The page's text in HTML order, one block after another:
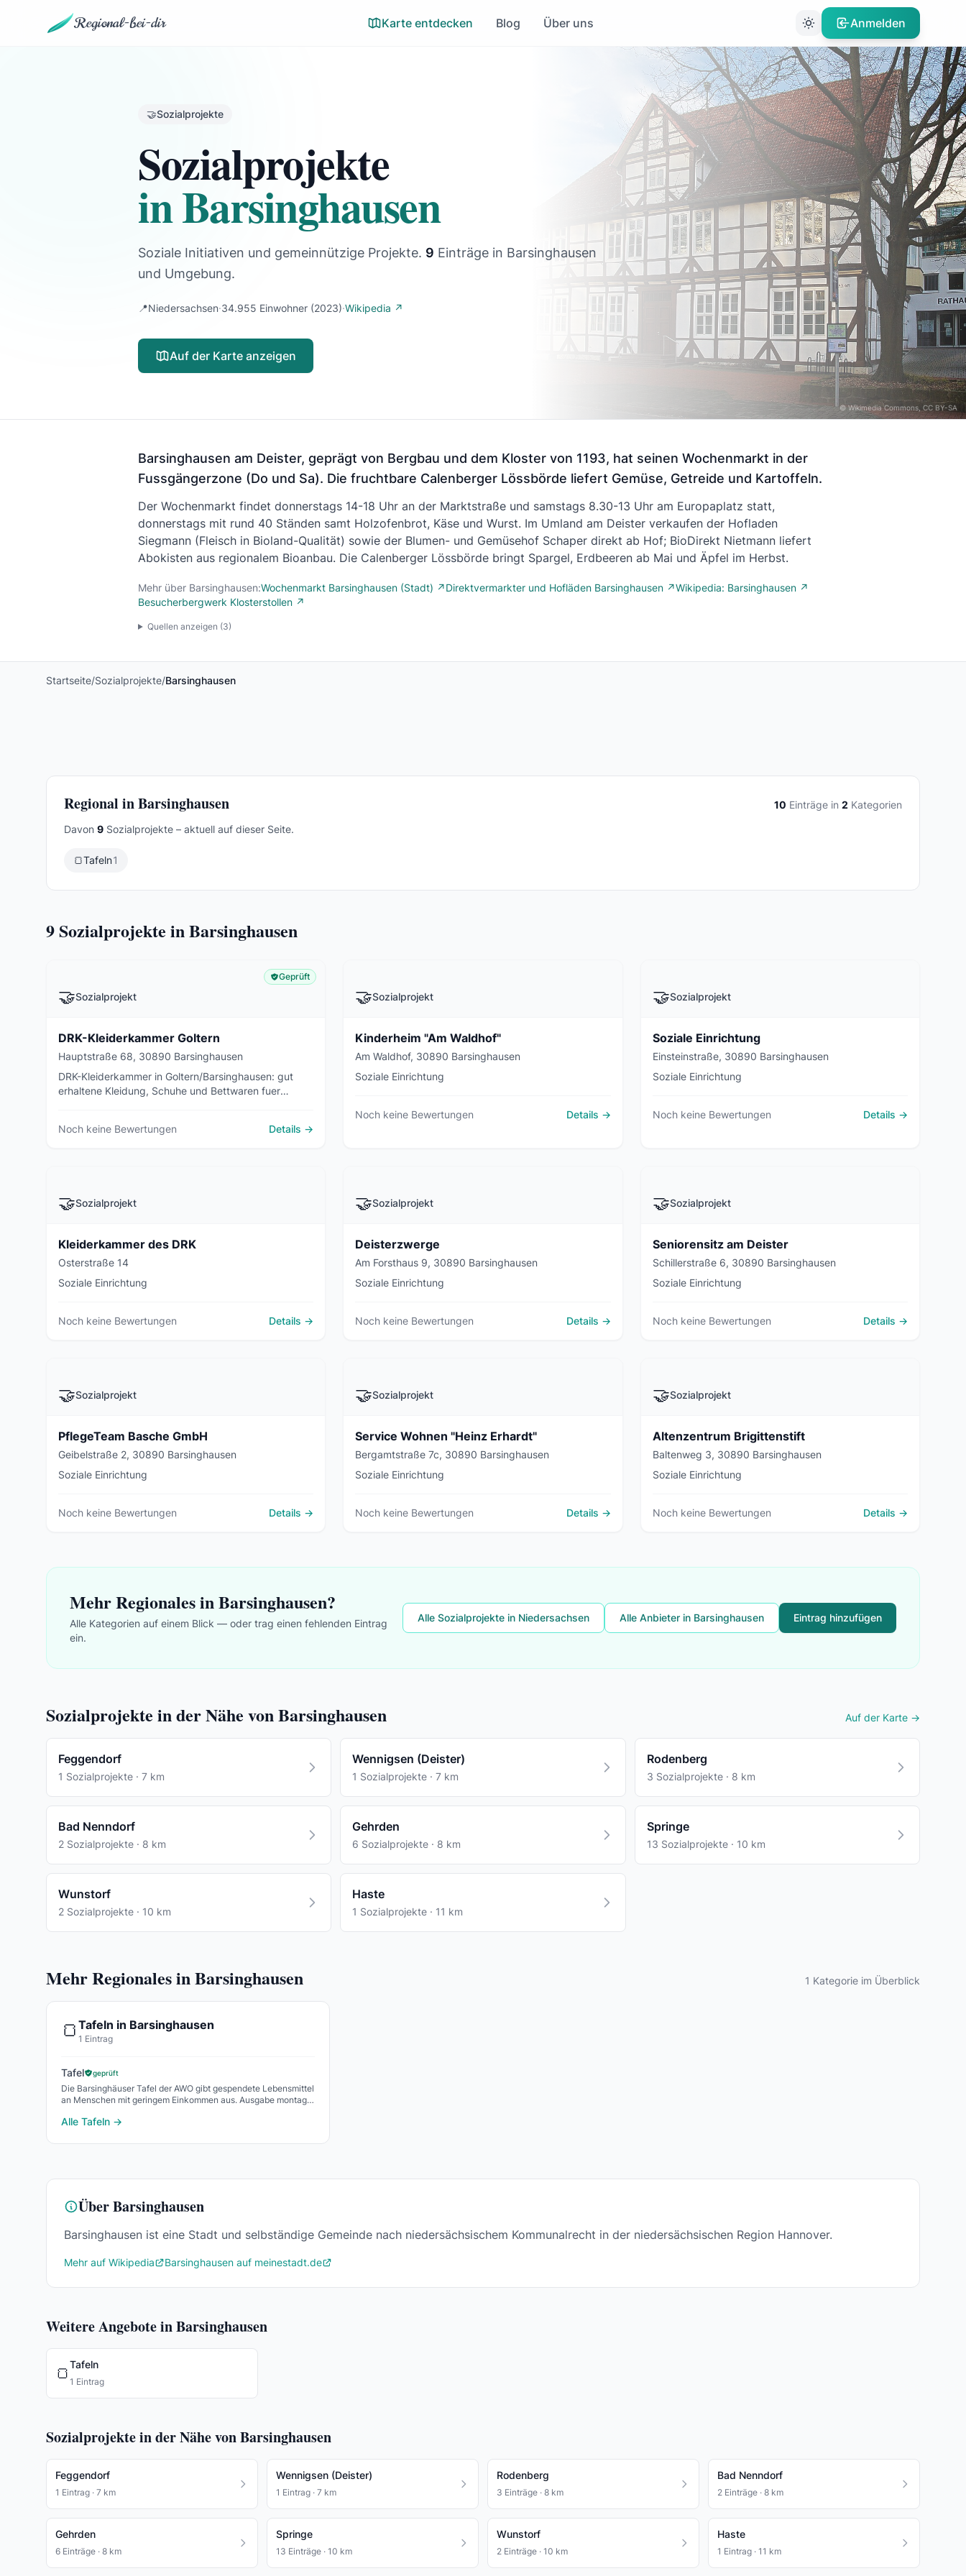
Regional-bei-dir Karte entdecken Blog Über uns Anmelden
© Wikimedia Commons , CC BY-SA
🤝Sozialprojekte
Sozialprojekte
in Barsinghausen
Soziale Initiativen und gemeinnützige Projekte. 9 Einträge in Barsinghausen
und Umgebung.
📍Niedersachsen·34.955 Einwohner (2023)·Wikipedia ↗
Auf der Karte anzeigen
Barsinghausen am Deister, geprägt von Bergbau und dem Kloster von 1193, hat seinen Wochenmarkt in der
Fussgängerzone (Do und Sa). Die fruchtbare Calenberger Lössbörde liefert Gemüse, Getreide und Kartoffeln.
Der Wochenmarkt findet donnerstags 14-18 Uhr an der Marktstraße und samstags 8.30-13 Uhr am Europaplatz statt,
donnerstags mit rund 40 Ständen samt Holzofenbrot, Käse und Wurst. Im Umland am Deister verkaufen der Hofladen
Siegmann (Fleisch in Bioland-Qualität) sowie der Blumen- und Gemüsehof Schaper direkt ab Hof; BioDirekt Nietmann liefert
Abokisten aus regionalem Bioanbau. Die Calenberger Lössbörde bringt Spargel, Erdbeeren ab Mai und Äpfel im Herbst.
Mehr über Barsinghausen:Wochenmarkt Barsinghausen (Stadt) ↗Direktvermarkter und Hofläden Barsinghausen ↗Wikipedia: Barsinghausen ↗
Besucherbergwerk Klosterstollen ↗
Quellen anzeigen (3)
Startseite/Sozialprojekte/Barsinghausen
Regional in Barsinghausen 10 Einträge in 2 Kategorien
Davon 9 Sozialprojekte – aktuell auf dieser Seite.
🍞Tafeln1
9Sozialprojekte in Barsinghausen
🤝Sozialprojekt
Geprüft
DRK-Kleiderkammer Goltern
Hauptstraße 68, 30890 Barsinghausen
DRK-Kleiderkammer in Goltern/Barsinghausen: gut
erhaltene Kleidung, Schuhe und Bettwaren fuer
Noch keine Bewertungen Details →
🤝Sozialprojekt
Kinderheim "Am Waldhof"
Am Waldhof, 30890 Barsinghausen
Soziale Einrichtung
Noch keine Bewertungen Details →
🤝Sozialprojekt
Soziale Einrichtung
Einsteinstraße, 30890 Barsinghausen
Soziale Einrichtung
Noch keine Bewertungen Details →
🤝Sozialprojekt
Kleiderkammer des DRK
Osterstraße 14
Soziale Einrichtung
Noch keine Bewertungen Details →
🤝Sozialprojekt
Deisterzwerge
Am Forsthaus 9, 30890 Barsinghausen
Soziale Einrichtung
Noch keine Bewertungen Details →
🤝Sozialprojekt
Seniorensitz am Deister
Schillerstraße 6, 30890 Barsinghausen
Soziale Einrichtung
Noch keine Bewertungen Details →
🤝Sozialprojekt
PflegeTeam Basche GmbH
Geibelstraße 2, 30890 Barsinghausen
Soziale Einrichtung
Noch keine Bewertungen Details →
🤝Sozialprojekt
Service Wohnen "Heinz Erhardt"
Bergamtstraße 7c, 30890 Barsinghausen
Soziale Einrichtung
Noch keine Bewertungen Details →
🤝Sozialprojekt
Altenzentrum Brigittenstift
Baltenweg 3, 30890 Barsinghausen
Soziale Einrichtung
Noch keine Bewertungen Details →
Mehr Regionales in Barsinghausen?
Alle Kategorien auf einem Blick — oder trag einen fehlenden Eintrag
ein.
Alle Sozialprojekte in Niedersachsen Alle Anbieter in Barsinghausen Eintrag hinzufügen
Sozialprojekte in der Nähe von Barsinghausen Auf der Karte →
Feggendorf
1 Sozialprojekte · 7 km
Wennigsen (Deister)
1 Sozialprojekte · 7 km
Rodenberg
3 Sozialprojekte · 8 km
Bad Nenndorf
2 Sozialprojekte · 8 km
Gehrden
6 Sozialprojekte · 8 km
Springe
13 Sozialprojekte · 10 km
Wunstorf
2 Sozialprojekte · 10 km
Haste
1 Sozialprojekte · 11 km
Mehr Regionales in Barsinghausen 1 Kategorie im Überblick
🍞 Tafeln in Barsinghausen
1 Eintrag
Tafel geprüft
Die Barsinghäuser Tafel der AWO gibt gespendete Lebensmittel
an Menschen mit geringem Einkommen aus. Ausgabe montags
Alle Tafeln →
Über Barsinghausen
Barsinghausen ist eine Stadt und selbständige Gemeinde nach niedersächsischem Kommunalrecht in der niedersächsischen Region Hannover.
Mehr auf Wikipedia Barsinghausen auf meinestadt.de
Weitere Angebote in Barsinghausen
🍞
Tafeln
1 Eintrag
Sozialprojekte in der Nähe von Barsinghausen
Feggendorf
1 Eintrag · 7 km
Wennigsen (Deister)
1 Eintrag · 7 km
Rodenberg
3 Einträge · 8 km
Bad Nenndorf
2 Einträge · 8 km
Gehrden
6 Einträge · 8 km
Springe
13 Einträge · 10 km
Wunstorf
2 Einträge · 10 km
Haste
1 Eintrag · 11 km